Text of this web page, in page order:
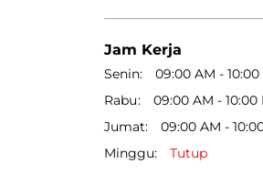
Jam Kerja
Senin 09:00 AM - 10:00
Rabu
09:00 AM - 10:00
Jumat
09:00 AM -
Minggu
Tutup